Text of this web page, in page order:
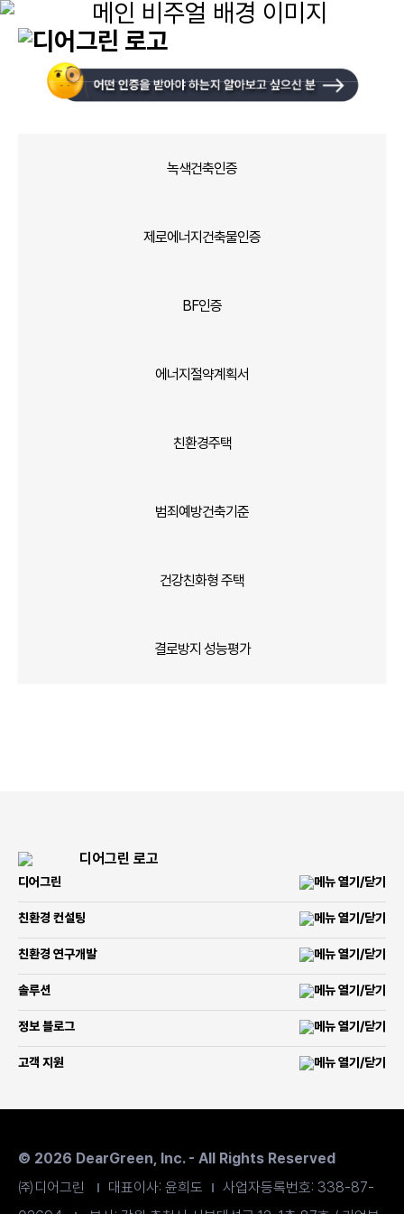
디
어
인증 유형별 서비스
녹색건축인증
제로에너지건축물인증
BF인증
에너지절약계획서
친환경주택
범죄예방건축기준
건강친화형 주택
결로방지 성능평가
디어그린
친환경 컨설팅
친환경 연구개발
솔루션
정보 블로그
고객 지원
© 2026 DearGreen, Inc. - All Rights Reserved
㈜디어그린
대표이사: 윤희도
사업자등록번호: 338-87-